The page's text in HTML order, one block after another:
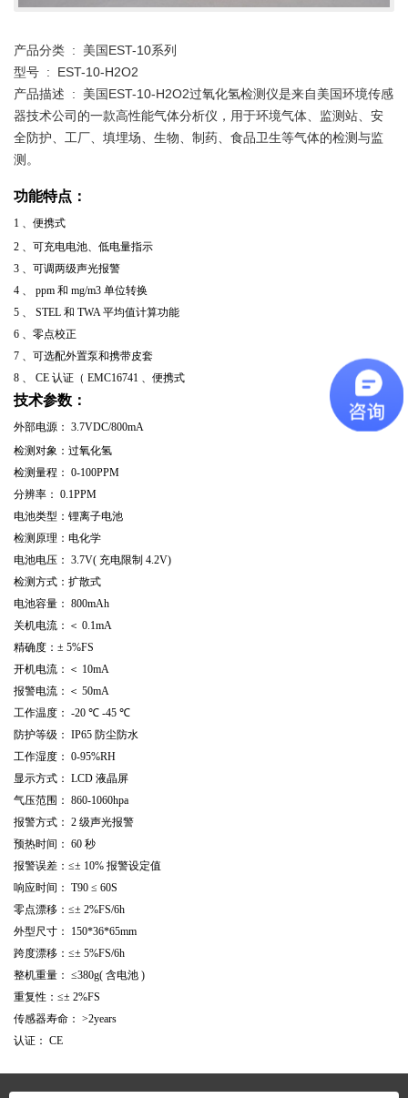
产品分类 : 美国EST-10系列
型号 : EST-10-H2O2
产品描述 : 美国EST-10-H2O2过氧化氢检测仪是来自美国环境传感
器技术公司的一款高性能气体分析仪，用于环境气体、监测站、安
全防护、工厂、填埋场、生物、制药、食品卫生等气体的检测与监
测。
功能特点：
1
、便携式
2
、可充电电池、低电量指示
3
、可调两级声光报警
4
ppm 和 mg/m3 单位转换
5
STEL 和 TWA 平均值计算功能
6
、零点校正
7
、可选配外置泵和携带皮套
8
CE 认证（ EMC16741 、便携式
技术参数：
外部电源： 3.7VDC/800mA
检测对象：过氧化氢
检测量程： 0-100PPM
分辨率： 0.1PPM
电池类型：锂离子电池
检测原理：电化学
电池电压： 3.7V( 充电限制 4.2V)
检测方式：扩散式
电池容量： 800mAh
关机电流：＜ 0.1mA
精确度：± 5%FS
开机电流：＜ 10mA
报警电流：＜ 50mA
工作温度： -20 ℃ -45 ℃
防护等级： IP65 防尘防水
工作湿度： 0-95%RH
显示方式： LCD 液晶屏
气压范围： 860-1060hpa
报警方式： 2 级声光报警
预热时间： 60 秒
报警误差：≤± 10% 报警设定值
响应时间： T90 ≤ 60S
零点漂移：≤± 2%FS/6h
外型尺寸：
150*36*65mm
跨度漂移：≤± 5%FS/6h
整机重量： ≤380g( 含电池 )
重复性：≤± 2%FS
传感器寿命： >2years
认证： CE